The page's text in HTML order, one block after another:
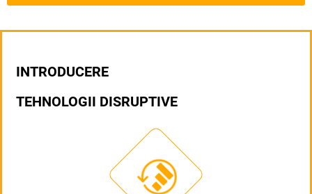
INTRODUCERE
TEHNOLOGII DISRUPTIVE